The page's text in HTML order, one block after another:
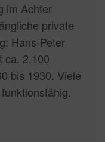
im Achter
private
Hans-Peter
ca. 2.100
bis 1930. Viele